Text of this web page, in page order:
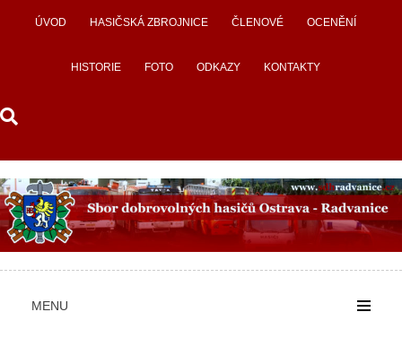
ÚVOD HASIČSKÁ ZBROJNICE ČLENOVÉ OCENĚNÍ
HISTORIE FOTO ODKAZY KONTAKTY
MENU